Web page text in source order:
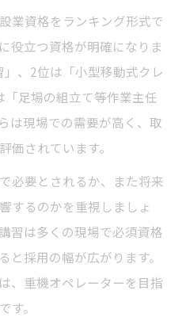
業資格をランキング形式で
役立つ資格が明確になりま
、2位は「小型移動式クレ
足場の組立て等作業主任
は現場での需要が高く、取
価されています。
必要とされるか、また将来
するのかを重視しましょ
習は多くの現場で必須資格
と採用の幅が広がります。
、重機オペレーターを目指
す。